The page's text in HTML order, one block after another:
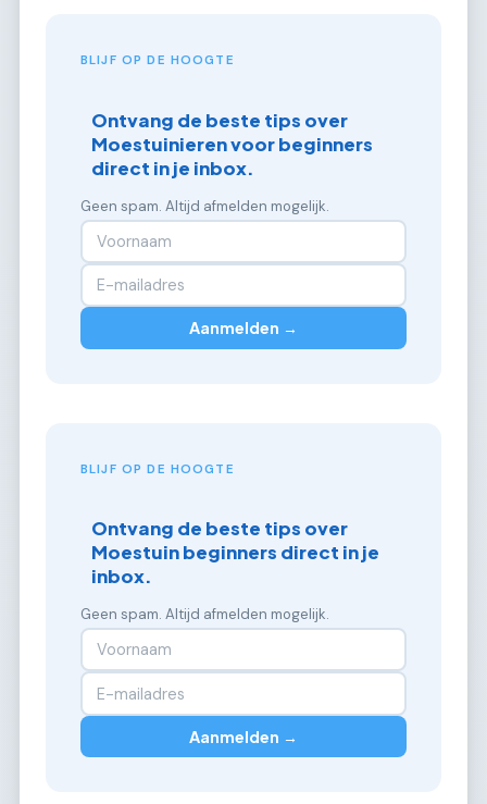
BLIJF OP DE HOOGTE
Ontvang de beste tips over
Moestuinieren voor beginners
direct in je inbox.
Geen spam. Altijd afmelden mogelijk.
Aanmelden →
BLIJF OP DE HOOGTE
Ontvang de beste tips over
Moestuin beginners direct in je
inbox.
Geen spam. Altijd afmelden mogelijk.
Aanmelden →